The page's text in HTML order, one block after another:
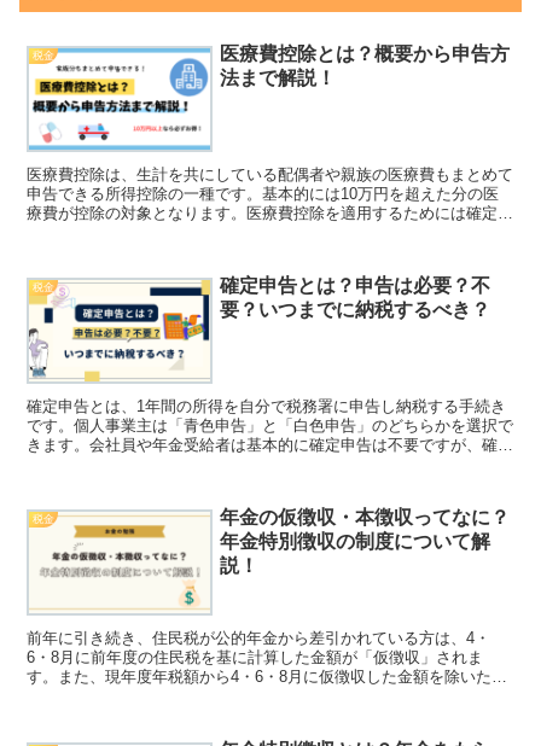
税金
医療費控除とは？概要から申告方
法まで解説！
医療費控除は、生計を共にしている配偶者や親族の医療費もまとめて
申告できる所得控除の一種です。基本的には10万円を超えた分の医
療費が控除の対象となります。医療費控除を適用するためには確定申
税金
確定申告とは？申告は必要？不
要？いつまでに納税するべき？
確定申告とは、1年間の所得を自分で税務署に申告し納税する手続き
です。個人事業主は「青色申告」と「白色申告」のどちらかを選択で
きます。会社員や年金受給者は基本的に確定申告は不要ですが、確定
税金
年金の仮徴収・本徴収ってなに？
年金特別徴収の制度について解
説！
前年に引き続き、住民税が公的年金から差引かれている方は、4・
6・8月に前年度の住民税を基に計算した金額が「仮徴収」されま
す。また、現年度年税額から4・6・8月に仮徴収した金額を除いた残